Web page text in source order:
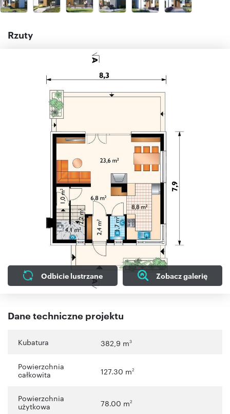
Rzuty
Odbicie lustrzane Zobacz galerię
Dane techniczne projektu
Kubatura 382,9 m3
Powierzchnia
całkowita
127.30 m2
Powierzchnia
użytkowa
78.00 m2